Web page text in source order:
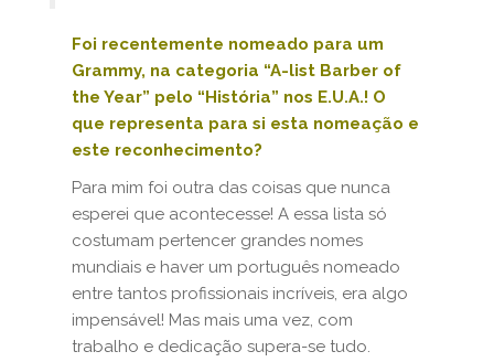
Foi recentemente nomeado para um
Grammy, na categoria “A-list Barber of
the Year” pelo “História” nos E.U.A.! O
que representa para si esta nomeação e
este reconhecimento?
Para mim foi outra das coisas que nunca
esperei que acontecesse! A essa lista só
costumam pertencer grandes nomes
mundiais e haver um português nomeado
entre tantos profissionais incríveis, era algo
impensável! Mas mais uma vez, com
trabalho e dedicação supera-se tudo.